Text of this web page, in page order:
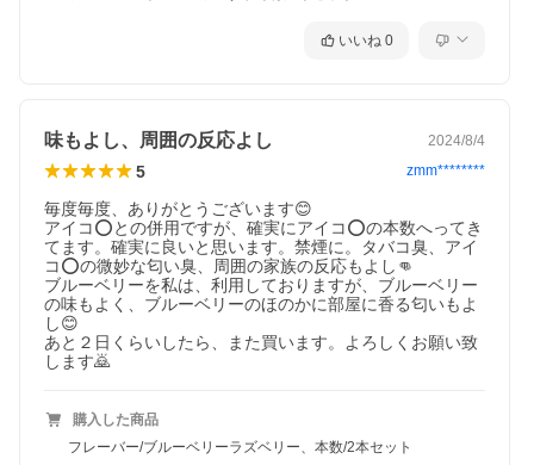
いいね 0
味もよし、周囲の反応よし 2024/8/4
5 zmm********
毎度毎度、ありがとうございます😊
アイコ⭕️との併用ですが、確実にアイコ⭕️の本数へってき
てます。確実に良いと思います。禁煙に。タバコ臭、アイ
コ⭕️の微妙な匂い臭、周囲の家族の反応もよし👊
ブルーベリーを私は、利用しておりますが、ブルーベリー
の味もよく、ブルーベリーのほのかに部屋に香る匂いもよ
し😊
あと２日くらいしたら、また買います。よろしくお願い致
します🙇
購入した商品
フレーバー/ブルーベリーラズベリー、本数/2本セット